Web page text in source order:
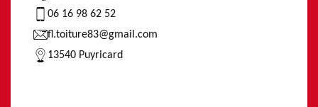
06 16 98 62 52
fl.toiture83@gmail.com
13540 Puyricard